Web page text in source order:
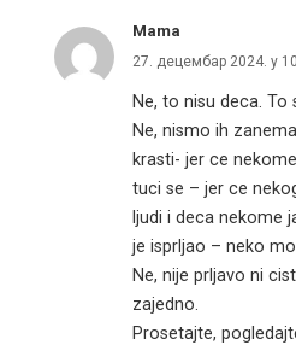
Mama
27. децембар 2024. у
Ne, to nisu deca. To
Ne, nismo ih
krasti- jer ce
tuci se – jer ce
ljudi i deca nekome
je isprljao – neko
Ne, nije prljavo ni
zajedno.
Prosetajte,